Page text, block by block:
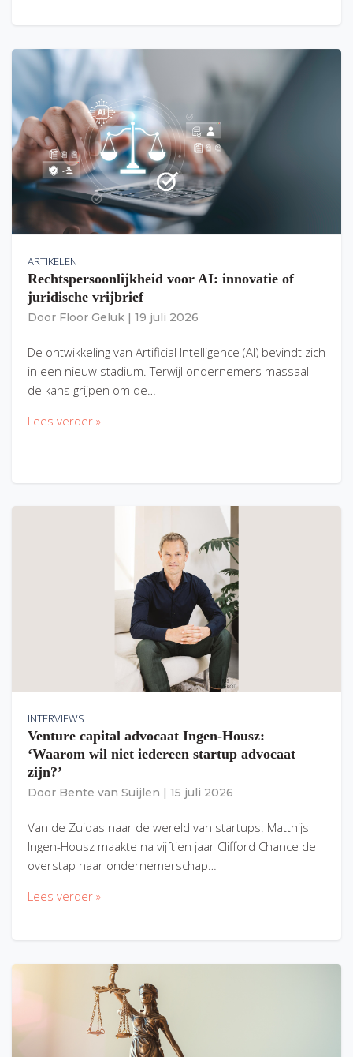
ARTIKELEN
Rechtspersoonlijkheid voor AI: innovatie of
juridische vrijbrief
Door Floor Geluk 19 juli 2026
De ontwikkeling van Artificial Intelligence (AI) bevindt zich
in een nieuw stadium. Terwijl ondernemers massaal
de kans grijpen om de…
Lees verder »
INTERVIEWS
Venture capital advocaat Ingen-Housz:
‘Waarom wil niet iedereen startup advocaat
zijn?’
Door Bente van Suijlen 15 juli 2026
Van de Zuidas naar de wereld van startups: Matthijs
Ingen-Housz maakte na vijftien jaar Clifford Chance de
overstap naar ondernemerschap…
Lees verder »